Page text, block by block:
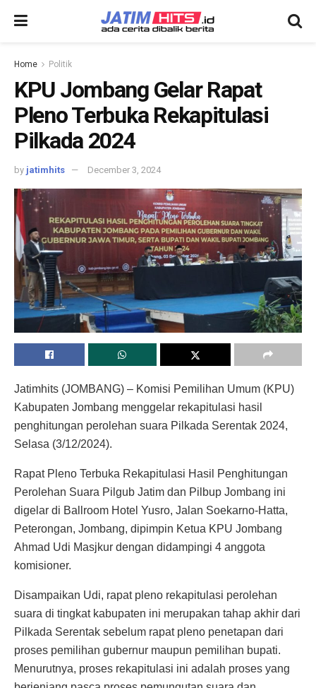
Home Politik
KPU Jombang Gelar Rapat
Pleno Terbuka Rekapitulasi
Pilkada 2024
by jatimhits December 3, 2024
Jatimhits (JOMBANG) – Komisi Pemilihan Umum (KPU)
Kabupaten Jombang menggelar rekapitulasi hasil
penghitungan perolehan suara Pilkada Serentak 2024,
Selasa (3/12/2024).
Rapat Pleno Terbuka Rekapitulasi Hasil Penghitungan
Perolehan Suara Pilgub Jatim dan Pilbup Jombang ini
digelar di Ballroom Hotel Yusro, Jalan Soekarno-Hatta,
Peterongan, Jombang, dipimpin Ketua KPU Jombang
Ahmad Udi Masjkur dengan didampingi 4 anggota
komisioner.
Disampaikan Udi, rapat pleno rekapitulasi perolehan
suara di tingkat kabupaten ini merupakan tahap akhir dari
Pilkada Serentak sebelum rapat pleno penetapan dari
proses pemilihan gubernur maupun pemilihan bupati.
Menurutnya, proses rekapitulasi ini adalah proses yang